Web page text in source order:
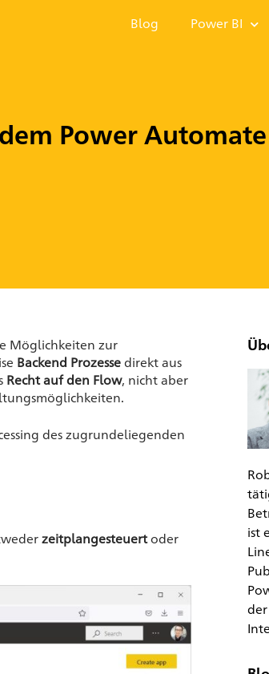
Blog Power BI
Power
Möglichkeiten zur
Backend Prozesse direkt aus
Recht auf den Flow, nicht aber
des zugrundeliegenden
zeitplangesteuertoder
ist